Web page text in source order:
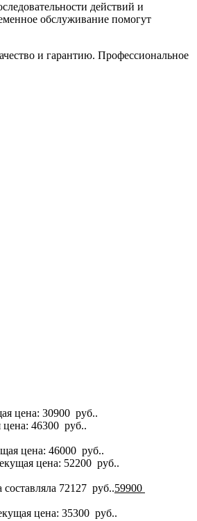
действий и
обслуживание помогут
и гарантию. Профессиональное
цена: 30900 руб..
цена: 46300 руб..
цена: 46000 руб..
цена: 52200 руб..
72127 руб..59900
цена: 35300 руб..